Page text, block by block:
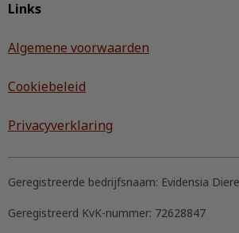
Links
Algemene voorwaarden
Cookiebeleid
Privacyverklaring
Geregistreerde bedrijfsnaam: Evidensia
Geregistreerd KvK-nummer: 72628847